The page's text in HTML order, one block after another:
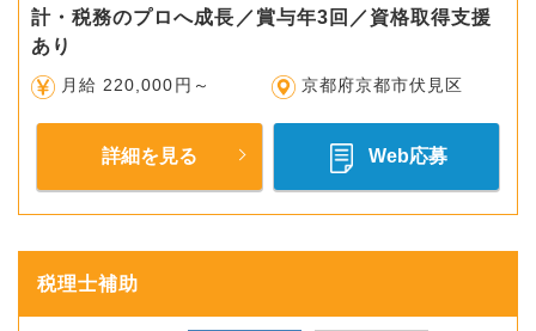
計・税務のプロへ成長／賞与年3回／資格取得支援
あり
月給 220,000円～ 京都府京都市伏見区
詳細を見る Web応募
税理士補助